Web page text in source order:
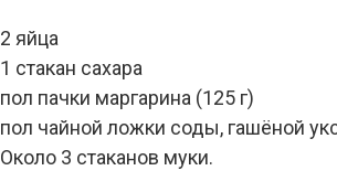
2 яйца
1 стакан сахара
пол пачки маргарина (125 г)
пол чайной ложки соды, гашёной
Около 3 стаканов муки.